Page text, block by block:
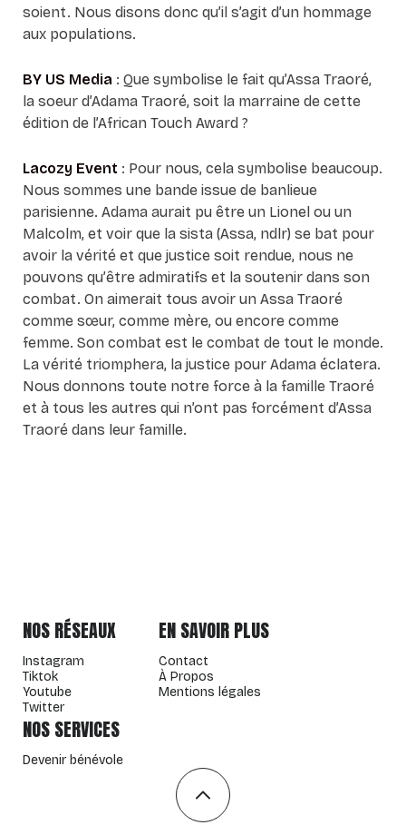
soient. Nous disons donc qu’il s’agit d’un hommage
aux populations.
BY US Media: Que symbolise le fait qu’Assa Traoré,
la soeur d’Adama Traoré, soit la marraine de cette
édition de l’African Touch Award ?
Lacozy Event : Pour nous, cela symbolise beaucoup.
Nous sommes une bande issue de banlieue
parisienne. Adama aurait pu être un Lionel ou un
Malcolm, et voir que la sista (Assa, ndlr) se bat pour
avoir la vérité et que justice soit rendue, nous ne
pouvons qu’être admiratifs et la soutenir dans son
combat. On aimerait tous avoir un Assa Traoré
comme sœur, comme mère, ou encore comme
femme. Son combat est le combat de tout le monde.
La vérité triomphera, la justice pour Adama éclatera.
Nous donnons toute notre force à la famille Traoré
et à tous les autres qui n’ont pas forcément d’Assa
Traoré dans leur famille.
NOS RÉSEAUX
Instagram
Tiktok
Youtube
Twitter
EN SAVOIR PLUS
Contact
À Propos
Mentions légales
NOS SERVICES
Devenir bénévole